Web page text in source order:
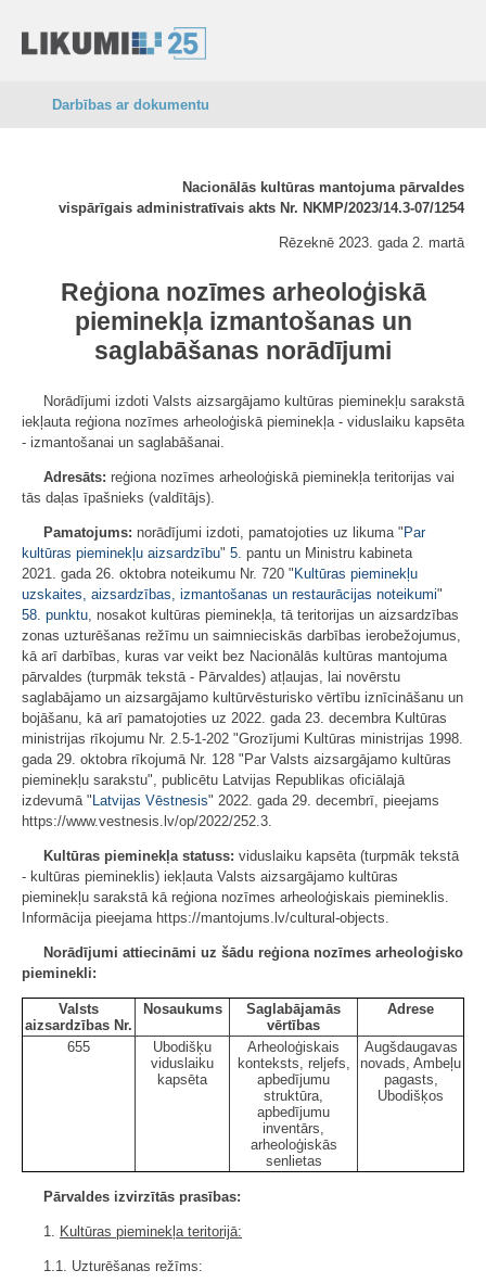
Darbības ar dokumentu
Nacionālās kultūras mantojuma pārvaldes
vispārīgais administratīvais akts Nr. NKMP/2023/14.3-07/1254
Rēzeknē 2023. gada 2. martā
Reģiona nozīmes arheoloģiskā
pieminekļa izmantošanas un
saglabāšanas norādījumi
Norādījumi izdoti Valsts aizsargājamo kultūras pieminekļu sarakstā
iekļauta reģiona nozīmes arheoloģiskā pieminekļa - viduslaiku kapsēta
- izmantošanai un saglabāšanai.
Adresāts: reģiona nozīmes arheoloģiskā pieminekļa teritorijas vai
tās daļas īpašnieks (valdītājs).
Pamatojums: norādījumi izdoti, pamatojoties uz likuma " Par
kultūras pieminekļu aizsardzību" 5. pantu un Ministru kabineta
2021. gada 26. oktobra noteikumu Nr. 720 " Kultūras pieminekļu
uzskaites, aizsardzības, izmantošanas un restaurācijas noteikumi"
58. punktu, nosakot kultūras pieminekļa, tā teritorijas un aizsardzības
zonas uzturēšanas režīmu un saimnieciskās darbības ierobežojumus,
kā arī darbības, kuras var veikt bez Nacionālās kultūras mantojuma
pārvaldes (turpmāk tekstā - Pārvaldes) atļaujas, lai novērstu
saglabājamo un aizsargājamo kultūrvēsturisko vērtību iznīcināšanu un
bojāšanu, kā arī pamatojoties uz 2022. gada 23. decembra Kultūras
ministrijas rīkojumu Nr. 2.5-1-202 "Grozījumi Kultūras ministrijas 1998.
gada 29. oktobra rīkojumā Nr. 128 "Par Valsts aizsargājamo kultūras
pieminekļu sarakstu", publicētu Latvijas Republikas oficiālajā
izdevumā " Latvijas Vēstnesis" 2022. gada 29. decembrī, pieejams
https://www.vestnesis.lv/op/2022/252.3.
Kultūras pieminekļa statuss: viduslaiku kapsēta (turpmāk tekstā
- kultūras piemineklis) iekļauta Valsts aizsargājamo kultūras
pieminekļu sarakstā kā reģiona nozīmes arheoloģiskais piemineklis.
Informācija pieejama https://mantojums.lv/cultural-objects.
Norādījumi attiecināmi uz šādu reģiona nozīmes arheoloģisko
pieminekli:
Valsts
aizsardzības Nr.
Nosaukums
Saglabājamās
vērtības
Adrese
655
Ubodišķu
viduslaiku
kapsēta
Arheoloģiskais
konteksts, reljefs,
apbedījumu
struktūra,
apbedījumu
inventārs,
arheoloģiskās
senlietas
Augšdaugavas
novads, Ambeļu
pagasts,
Ubodišķos
Pārvaldes izvirzītās prasības:
1. Kultūras pieminekļa teritorijā:
1.1. Uzturēšanas režīms: